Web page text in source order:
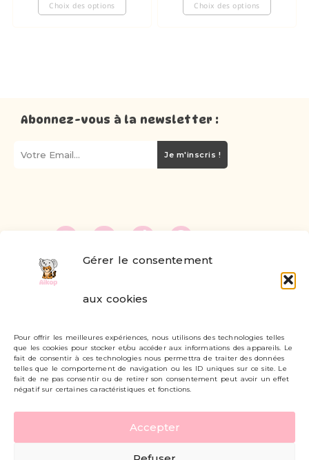
Gérer le consentement
aux cookies
Pour offrir les meilleures expériences, nous utilisons des technologies telles
que les cookies pour stocker et/ou accéder aux informations des appareils. Le
fait de consentir à ces technologies nous permettra de traiter des données
telles que le comportement de navigation ou les ID uniques sur ce site. Le
fait de ne pas consentir ou de retirer son consentement peut avoir un effet
négatif sur certaines caractéristiques et fonctions.
Accepter
Choix des options Choix des options
Abonnez-vous à la newsletter :
Je m'inscris !
Livraisons et retours
Mon compte
Carte cadeau
Politique de confidentialité